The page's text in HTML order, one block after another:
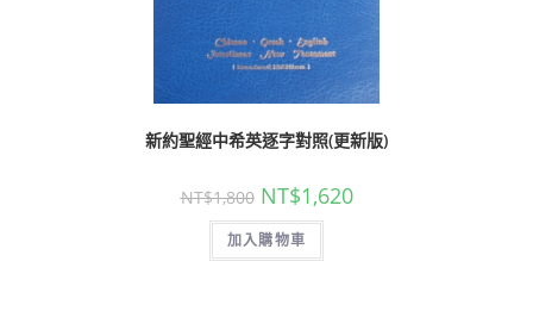
新約聖經中希英逐字對照(更新版)
NT$1,800 NT$1,620
加入購物車